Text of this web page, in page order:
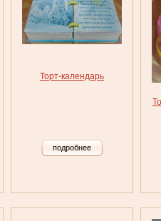
Торт-календарь
подробнее